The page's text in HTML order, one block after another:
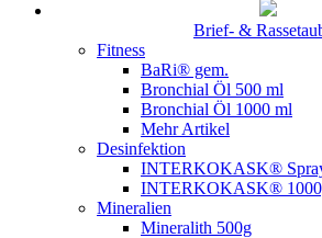
Brief- &
Fitness
BaRi® gem.
Bronchial Öl 500 ml
Bronchial Öl 1000 ml
Mehr Artikel
Desinfektion
INTERKOKASK®
INTERKOKASK®
Mineralien
Mineralith 500g